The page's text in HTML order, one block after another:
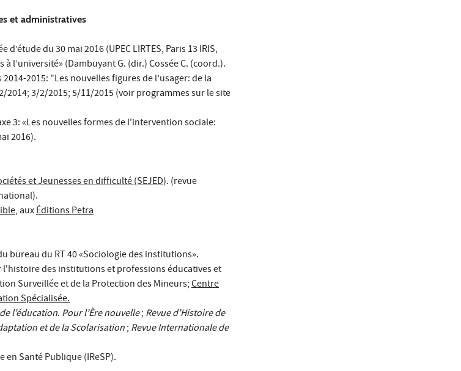
et administratives
du 30 mai 2016 (UPEC LIRTES, Paris 13 IRIS,
l’université» (Dambuyant G. (dir.) Cossée C. (coord.).
2015: "Les nouvelles figures de l’usager: de la
3/2/2015; 5/11/2015 (voir programmes sur le site
3: «Les nouvelles formes de l'intervention sociale:
2016).
et Jeunesses en difficulté (SEJED). (revue
, auxÉditions Petra
bureau du RT 40 «Sociologie des institutions».
des institutions et professions éducatives et
Surveillée et de la Protection des Mineurs;Centre
Spécialisée.
l’éducation. Pour l’Ère nouvelle; Revue d’Histoire de
et de la Scolarisation; Revue Internationale de
Santé Publique (IReSP).